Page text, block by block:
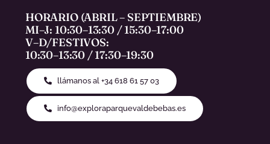
HORARIO (ABRIL – SEPTIEMBRE)
MI–J: 10:30–13:30 / 15:30–17:00
V–D/FESTIVOS:
10:30–13:30 / 17:30–19:30
llámanos al +34 618 61 57 03
info@exploraparquevaldebebas.es